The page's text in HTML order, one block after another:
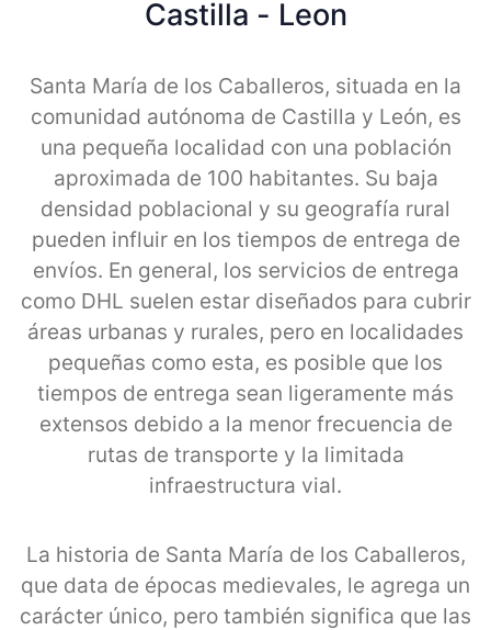
Castilla - Leon
Santa María de los Caballeros, situada en la
comunidad autónoma de Castilla y León, es
una pequeña localidad con una población
aproximada de 100 habitantes. Su baja
densidad poblacional y su geografía rural
pueden influir en los tiempos de entrega de
envíos. En general, los servicios de entrega
como DHL suelen estar diseñados para cubrir
áreas urbanas y rurales, pero en localidades
pequeñas como esta, es posible que los
tiempos de entrega sean ligeramente más
extensos debido a la menor frecuencia de
rutas de transporte y la limitada
infraestructura vial.
La historia de Santa María de los Caballeros,
que data de épocas medievales, le agrega un
carácter único, pero también significa que las